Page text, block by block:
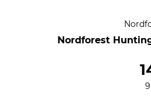
Nordforest